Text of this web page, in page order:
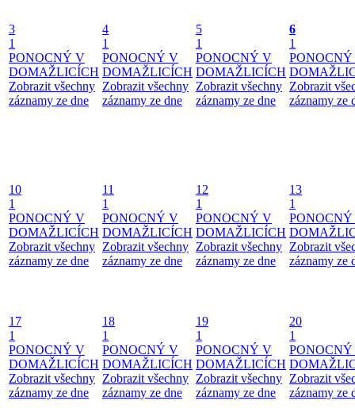
3
1
PONOCNÝ V
DOMAŽLICÍCH
Zobrazit všechny
záznamy ze dne
4
1
PONOCNÝ V
DOMAŽLICÍCH
Zobrazit všechny
záznamy ze dne
5
1
PONOCNÝ V
DOMAŽLICÍCH
Zobrazit všechny
záznamy ze dne
6
1
Zobrazit
záznamy ze
10
1
PONOCNÝ V
DOMAŽLICÍCH
Zobrazit všechny
záznamy ze dne
11
1
PONOCNÝ V
DOMAŽLICÍCH
Zobrazit všechny
záznamy ze dne
12
1
PONOCNÝ V
DOMAŽLICÍCH
Zobrazit všechny
záznamy ze dne
13
1
Zobrazit
záznamy ze
17
1
PONOCNÝ V
DOMAŽLICÍCH
Zobrazit všechny
záznamy ze dne
18
1
PONOCNÝ V
DOMAŽLICÍCH
Zobrazit všechny
záznamy ze dne
19
1
PONOCNÝ V
DOMAŽLICÍCH
Zobrazit všechny
záznamy ze dne
20
1
Zobrazit
záznamy ze